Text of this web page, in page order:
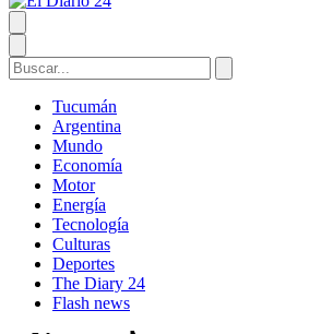
Tucumán
Argentina
Mundo
Economía
Motor
Energía
Tecnología
Culturas
Deportes
The Diary 24
Flash news